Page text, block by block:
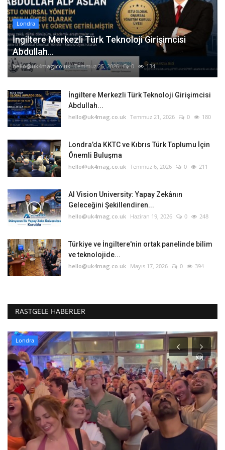
Londra
İngiltere Merkezli Türk Teknoloji Girişimcisi
Abdullah...
hello@uk4mag.co.uk Temmuz 25, 2026 0 134
İngiltere Merkezli Türk Teknoloji Girişimcisi
Abdullah...
hello@uk4mag.co.uk Temmuz 21, 2026 0 180
Londra’da KKTC ve Kıbrıs Türk Toplumu İçin
Önemli Buluşma
hello@uk4mag.co.uk Temmuz 6, 2026 0 211
AI Vision University: Yapay Zekânın
Geleceğini Şekillendiren...
hello@uk4mag.co.uk Haziran 19, 2026 0 248
Türkiye ve İngiltere'nin ortak panelinde bilim
ve teknolojide...
hello@uk4mag.co.uk Mayıs 17, 2026 0 394
RASTGELE HABERLER
Londra